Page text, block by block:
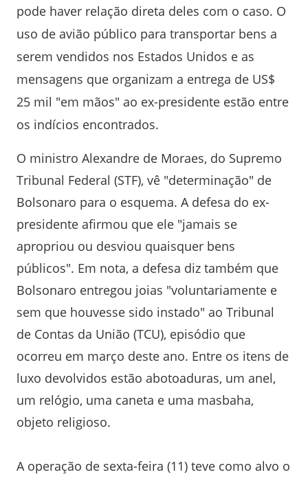
pode haver relação direta deles com o caso. O
uso de avião público para transportar bens a
serem vendidos nos Estados Unidos e as
mensagens que organizam a entrega de US$
25 mil "em mãos" ao ex-presidente estão entre
os indícios encontrados.
O ministro Alexandre de Moraes, do Supremo
Tribunal Federal (STF), vê "determinação" de
Bolsonaro para o esquema. A defesa do ex-
presidente afirmou que ele "jamais se
apropriou ou desviou quaisquer bens
públicos". Em nota, a defesa diz também que
Bolsonaro entregou joias "voluntariamente e
sem que houvesse sido instado" ao Tribunal
de Contas da União (TCU), episódio que
ocorreu em março deste ano. Entre os itens de
luxo devolvidos estão abotoaduras, um anel,
um relógio, uma caneta e uma masbaha,
objeto religioso.
A operação de sexta-feira (11) teve como alvo o